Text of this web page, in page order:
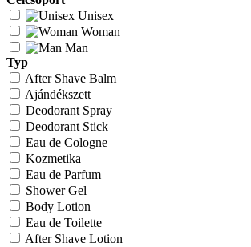
Unisex
Woman
Man
Typ
After Shave Balm
Ajándékszett
Deodorant Spray
Deodorant Stick
Eau de Cologne
Kozmetika
Eau de Parfum
Shower Gel
Body Lotion
Eau de Toilette
After Shave Lotion